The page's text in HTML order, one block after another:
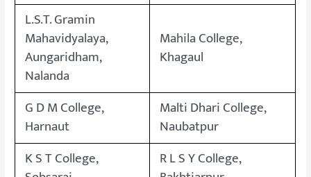
L.S.T. Gramin
Mahavidyalaya,
Aungaridham,
Nalanda
Mahila College,
Khagaul
G D M College,
Harnaut
Malti Dhari College,
Naubatpur
K S T College,
R L S Y College,